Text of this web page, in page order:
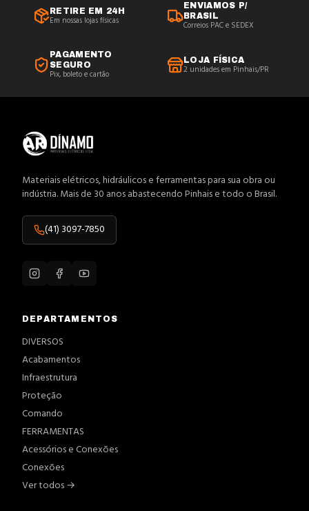
RETIRE EM 24H
Em nossas lojas físicas
ENVIAMOS P/
BRASIL
Correios PAC e SEDEX
PAGAMENTO
SEGURO
Pix, boleto e cartão
LOJA FÍSICA
2 unidades em Pinhais/PR
Materiais elétricos, hidráulicos e ferramentas para sua obra ou
indústria. Mais de 30 anos abastecendo Pinhais e todo o Brasil.
(41) 3097-7850
DEPARTAMENTOS
DIVERSOS
Acabamentos
Infraestrutura
Proteção
Comando
FERRAMENTAS
Acessórios e Conexões
Conexões
Ver todos →